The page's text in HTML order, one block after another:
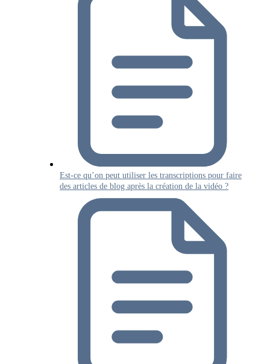
Est-ce qu’on peut utiliser les transcriptions pour faire
des articles de blog après la création de la vidéo ?